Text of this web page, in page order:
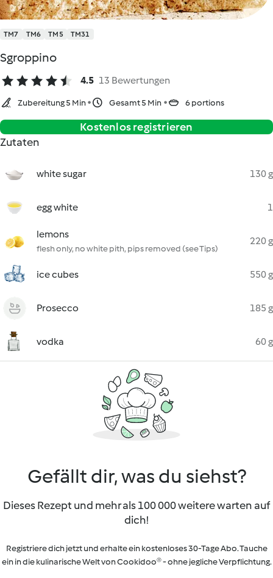
TM7 TM6 TM5 TM31
Sgroppino
4.5 13 Bewertungen
Zubereitung 5 Min Gesamt 5 Min 6 portions
Kostenlos registrieren
Zutaten
white sugar 130 g
egg white 1
lemons
flesh only, no white pith, pips removed (see Tips)
220 g
ice cubes 550 g
Prosecco 185 g
vodka 60 g
Gefällt dir, was du siehst?
Dieses Rezept und mehr als 100 000 weitere warten auf
dich!
Registriere dich jetzt und erhalte ein kostenloses 30-Tage Abo. Tauche
ein in die kulinarische Welt von Cookidoo® - ohne jegliche Verpflichtung.